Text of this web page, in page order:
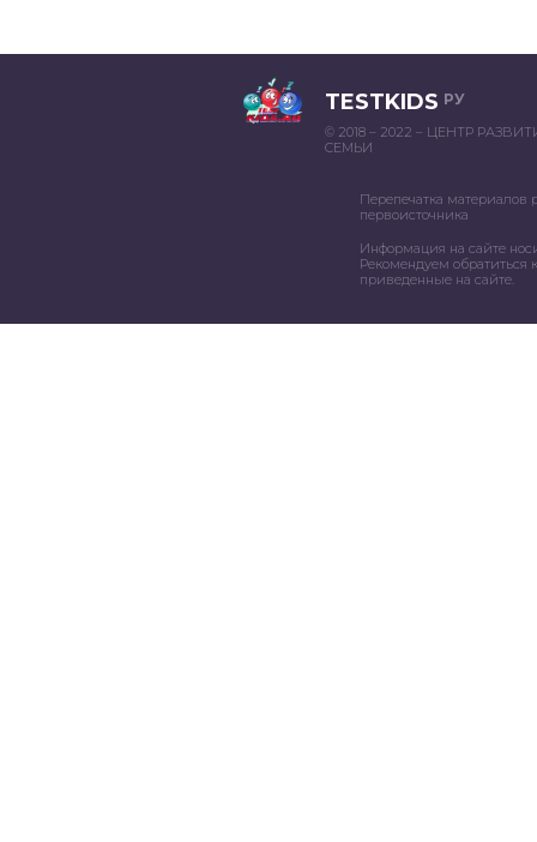
TESTKIDS РУ
© 2018 – 2022 – ЦЕНТР
СЕМЬИ
Перепечатка материалов
первоисточника
Информация на сайте
Рекомендуем обратиться
приведенные на сайте.